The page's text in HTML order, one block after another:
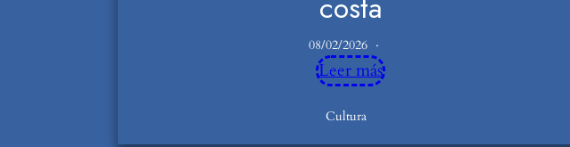
08/02/2026
Cultura
Leer más